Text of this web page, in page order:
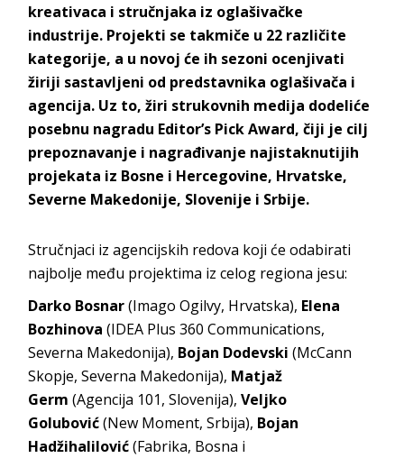
kreativaca i stručnjaka iz oglašivačke
industrije. Projekti se takmiče u 22 različite
kategorije, a u novoj će ih sezoni ocenjivati
žiriji sastavljeni od predstavnika oglašivača i
agencija. Uz to, žiri strukovnih medija dodeliće
posebnu nagradu Editor’s Pick Award, čiji je cilj
prepoznavanje i nagrađivanje najistaknutijih
projekata iz Bosne i Hercegovine, Hrvatske,
Severne Makedonije, Slovenije i Srbije.
Stručnjaci iz agencijskih redova koji će odabirati
najbolje među projektima iz celog regiona jesu:
Darko Bosnar(Imago Ogilvy, Hrvatska), Elena
Bozhinova (IDEA Plus 360 Communications,
Severna Makedonija), Bojan Dodevski (McCann
Skopje, Severna Makedonija), Matjaž
Germ (Agencija 101, Slovenija),Veljko
Golubović(New Moment, Srbija), Bojan
Hadžihalilović(Fabrika, Bosna i